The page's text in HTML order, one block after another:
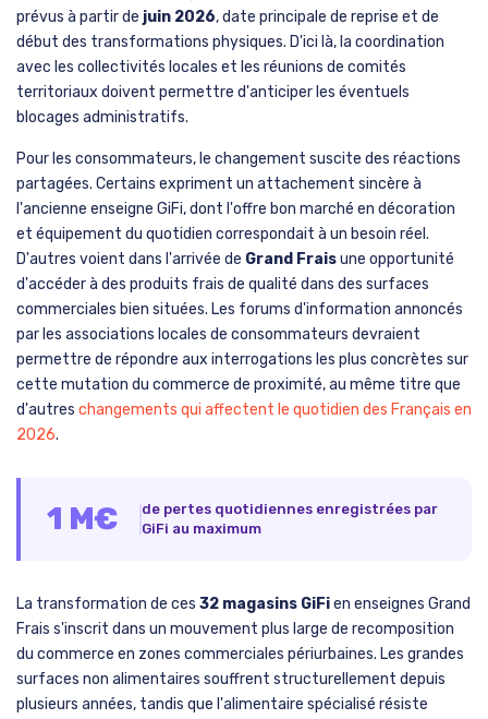
prévus à partir de juin 2026, date principale de reprise et de
début des transformations physiques. D'ici là, la coordination
avec les collectivités locales et les réunions de comités
territoriaux doivent permettre d'anticiper les éventuels
blocages administratifs.
Pour les consommateurs, le changement suscite des réactions
partagées. Certains expriment un attachement sincère à
l'ancienne enseigne GiFi, dont l'offre bon marché en décoration
et équipement du quotidien correspondait à un besoin réel.
D'autres voient dans l'arrivée de Grand Fraisune opportunité
d'accéder à des produits frais de qualité dans des surfaces
commerciales bien situées. Les forums d'information annoncés
par les associations locales de consommateurs devraient
permettre de répondre aux interrogations les plus concrètes sur
cette mutation du commerce de proximité, au même titre que
d'autres changements qui affectent le quotidien des Français en
2026.
1 M€
de pertes quotidiennes enregistrées par
GiFi au maximum
La transformation de ces 32 magasins GiFien enseignes Grand
Frais s'inscrit dans un mouvement plus large de recomposition
du commerce en zones commerciales périurbaines. Les grandes
surfaces non alimentaires souffrent structurellement depuis
plusieurs années, tandis que l'alimentaire spécialisé résiste